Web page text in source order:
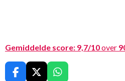
Gemiddelde score: 9,7/10over
F
X
W